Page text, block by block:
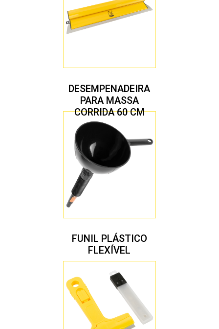
DESEMPENADEIRA
PARA MASSA
CORRIDA 60 CM
FUNIL PLÁSTICO
FLEXÍVEL